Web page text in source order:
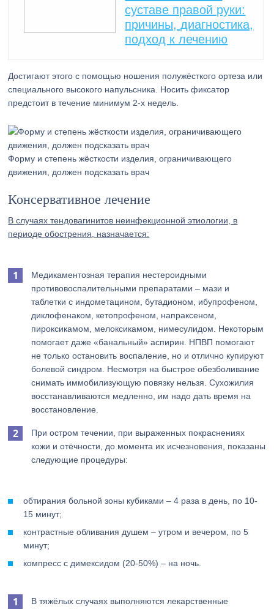
суставе правой руки:
причины, диагностика,
подход к лечению
Достигают этого с помощью ношения полужёсткого ортеза или
специального высокого напульсника. Носить фиксатор
предстоит в течение минимум 2-х недель.
Форму и степень жёсткости изделия, ограничивающего
движения, должен подсказать врач
Консервативное лечение
В случаях тендовагинитов неинфекционной этиологии, в
периоде обострения, назначается:
Медикаментозная терапия нестероидными
противовоспалительными препаратами – мази и
таблетки с индометацином, бутадионом, ибупрофеном,
диклофенаком, кетопрофеном, напраксеном,
пироксикамом, мелоксикамом, нимесулидом. Некоторым
помогает даже «банальный» аспирин. НПВП помогают
не только остановить воспаление, но и отлично купируют
болевой синдром. Несмотря на быстрое обезболивание
снимать иммобилизующую повязку нельзя. Сухожилия
восстанавливаются медленно, им надо дать время на
восстановление.
При остром течении, при выраженных покраснениях
кожи и отёчности, до момента их исчезновения, показаны
следующие процедуры:
обтирания больной зоны кубиками – 4 раза в день, по 10-
15 минут;
контрастные обливания душем – утром и вечером, по 5
минут;
компресс с димексидом (20-50%) – на ночь.
В тяжёлых случаях выполняются лекарственные